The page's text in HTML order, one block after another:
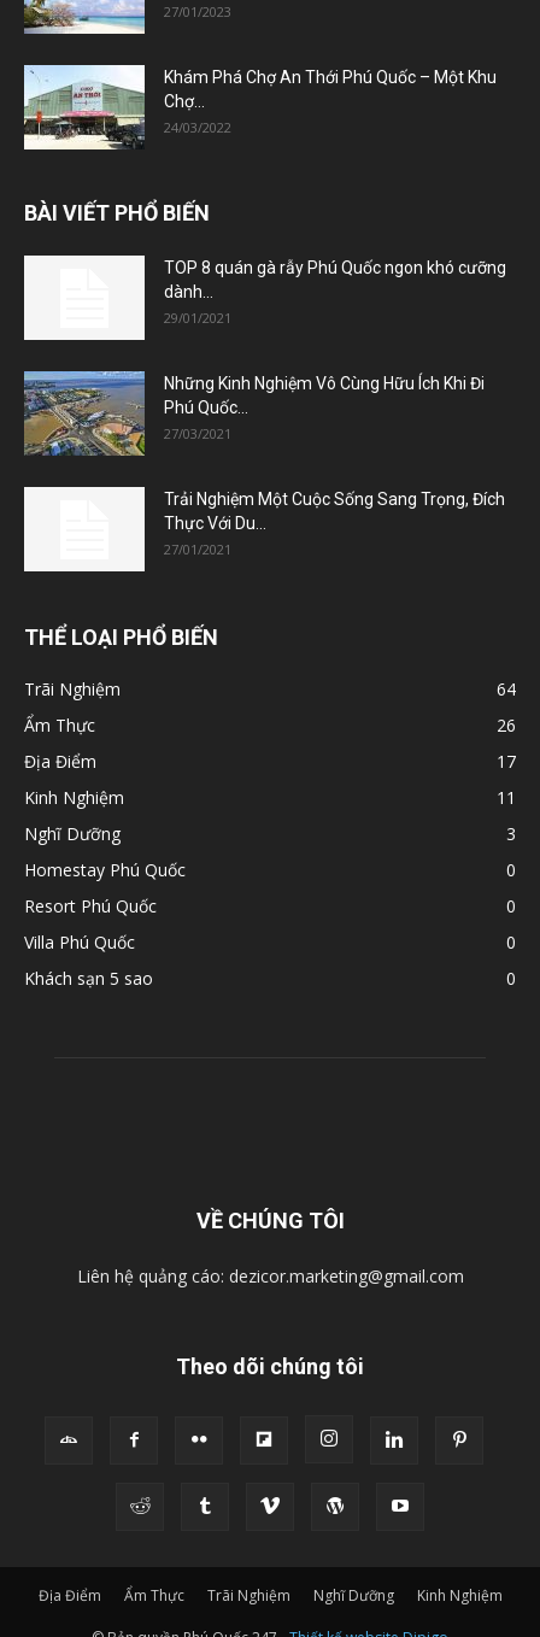
27/01/2023
Khám Phá Chợ An Thới Phú Quốc – Một Khu
Chợ...
24/03/2022
BÀI VIẾT PHỔ BIẾN
TOP 8 quán gà rẫy Phú Quốc ngon khó cưỡng
dành...
29/01/2021
Những Kinh Nghiệm Vô Cùng Hữu Ích Khi Đi
Phú Quốc...
27/03/2021
Trải Nghiệm Một Cuộc Sống Sang Trọng, Đích
Thực Với Du...
27/01/2021
THỂ LOẠI PHỔ BIẾN
Trãi Nghiệm
64
Ẩm Thực
26
Địa Điểm
17
Kinh Nghiệm
11
Nghĩ Dưỡng
3
Homestay Phú Quốc
0
Resort Phú Quốc
0
Villa Phú Quốc
0
Khách sạn 5 sao
0
VỀ CHÚNG TÔI
Liên hệ quảng cáo: dezicor.marketing@gmail.com
Theo dõi chúng tôi
Địa Điểm Ẩm Thực Trãi Nghiệm Nghĩ Dưỡng Kinh Nghiệm